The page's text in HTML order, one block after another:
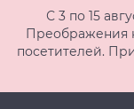
С 3 по 15
Преображения
посетителей.